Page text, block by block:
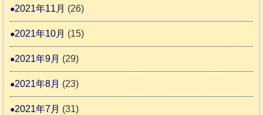
2021年11月 (26)
2021年10月 (15)
2021年9月 (29)
2021年8月 (23)
2021年7月 (31)